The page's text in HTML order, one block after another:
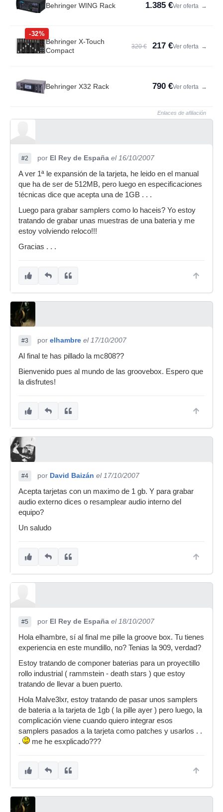
Behringer WING Rack 1.385 €Ver oferta →
-32%
Behringer X-Touch
Compact
320 € 217 €Ver oferta →
Behringer X32 Rack 790 €Ver oferta →
Enlaces de afiliación
#2 por El Rey de España el 16/10/2007
A ver 1ª le expansión de la tarjeta, he leido en el manual
que ha de ser de 512MB, pero luego en especificaciones
técnicas dice que acepta una de 1GB . . .
Luego para grabar samplers como lo haceis? Yo estoy
tratando de grabar unas muestras de una bateria y me
estoy volviendo reloco!!!
Gracias . . .
#3 por elhambre el 17/10/2007
Al final te has pillado la mc808??
Bienvenido pues al mundo de las groovebox. Espero que
la disfrutes!
#4 por David Baizán el 17/10/2007
Acepta tarjetas con un maximo de 1 gb. Y para grabar
audio externo dices o resamplear audio interno del
equipo?
Un saludo
#5 por El Rey de España el 18/10/2007
Hola elhambre, sí al final me pille la groove box. Tu tienes
experiencia en este mundillo, no? Tenias la 909, verdad?
Estoy tratando de componer baterias para un proyectillo
rollo industrial ( rammstein - death stars ) que estoy
tratando de llevar a buen puerto.
Hola Malve3lxr, estoy tratando de pasar unos samplers
de bateria a la tarjeta de 1gb ( la pille ayer ) pero luego, la
complicación viene cuando quiero integrar esos
samplers pasados a la tarjeta como patches y usarlos . .
.
me he esxplicado???